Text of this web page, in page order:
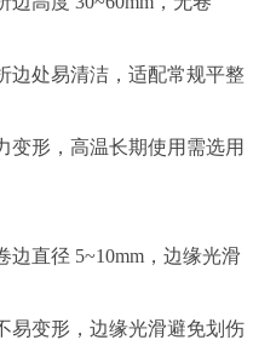
边处易清洁，适配常规平整
变形，高温长期使用需选用
直径 5~10mm，边缘光滑
易变形，边缘光滑避免划伤